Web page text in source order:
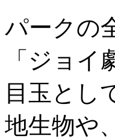
パークの
「ジョ
目玉とし
地生物や